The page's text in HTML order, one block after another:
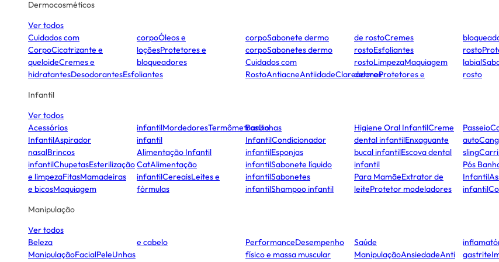
Dermocosméticos
Ver todos
Cuidados com
CorpoCicatrizante e
queloideCremes e
hidratantesDesodorantesEsfoliantes
corpoÓleos e
loçõesProtetores e
bloqueadores
corpoSabonete dermo
corpoSabonetes dermo
Cuidados com
RostoAntiacneAntiidadeClareadores
de rostoCremes
rostoEsfoliantes
rostoLimpezaMaquiagem
dermoProtetores e
rosto
labial
rosto
Infantil
Ver todos
Acessórios
InfantilAspirador
nasalBrincos
infantilChupetasEsterilização
e limpezaFitasMamadeiras
e bicosMaquiagem
infantilMordedoresTermômetrosUnhas
infantil
Alimentação Infantil
CatAlimentação
infantilCereaisLeites e
fórmulas
Banho
InfantilCondicionador
infantilEsponjas
infantilSabonete líquido
infantilSabonetes
infantilShampoo infantil
Higiene Oral InfantilCreme
dental infantilEnxaguante
bucal infantilEscova dental
infantil
Para MamãeExtrator de
leiteProtetor modeladores
Passeio
auto
sling
Pós
Infantil
infantil
Manipulação
Ver todos
Beleza
ManipulaçãoFacialPeleUnhas
e cabelo PerformanceDesempenho
físico e massa muscular
Saúde
ManipulaçãoAnsiedadeAnti
gastrite